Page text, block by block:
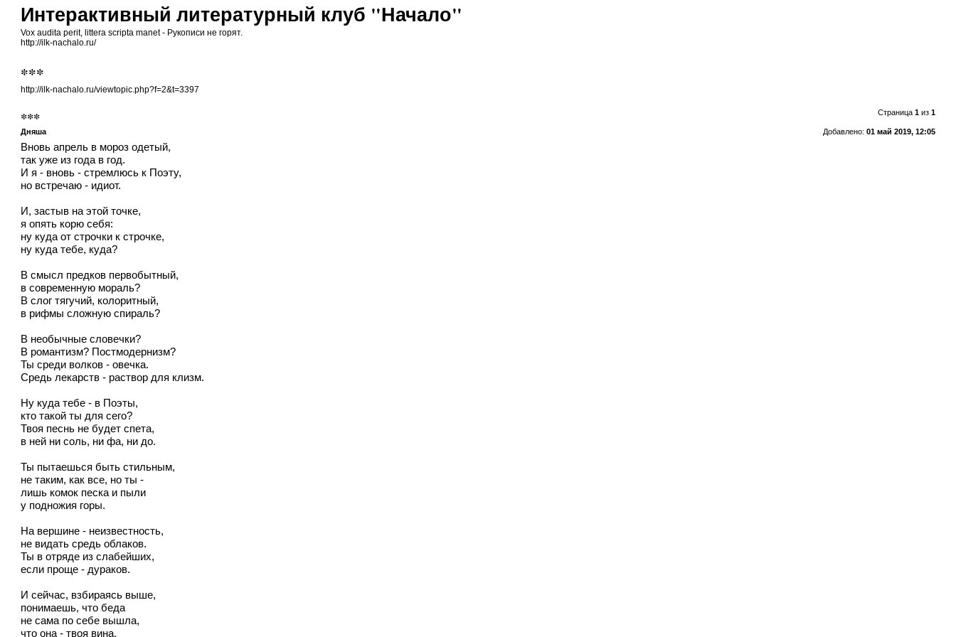
Интерактивный литературный клуб "Начало"
Vox audita perit, littera scripta manet - Рукописи не горят.
http://ilk-nachalo.ru/
***
http://ilk-nachalo.ru/viewtopic.php?f=2&t=3397
Страница 1из 1
***
Добавлено: 01 май 2019, 12:05
Дняша
Вновь апрель в мороз одетый,
так уже из года в год.
И я - вновь - стремлюсь к Поэту,
но встречаю - идиот.
И, застыв на этой точке,
я опять корю себя:
ну куда от строчки к строчке,
ну куда тебе, куда?
В смысл предков первобытный,
в современную мораль?
В слог тягучий, колоритный,
в рифмы сложную спираль?
В необычные словечки?
В романтизм? Постмодернизм?
Ты среди волков - овечка.
Средь лекарств - раствор для клизм.
Ну куда тебе - в Поэты,
кто такой ты для сего?
Твоя песнь не будет спета,
в ней ни соль, ни фа, ни до.
Ты пытаешься быть стильным,
не таким, как все, но ты -
лишь комок песка и пыли
у подножия горы.
На вершине - неизвестность,
не видать средь облаков.
Ты в отряде из слабейших,
если проще - дураков.
И сейчас, взбираясь выше,
понимаешь, что беда
не сама по себе вышла,
что она - твоя вина.